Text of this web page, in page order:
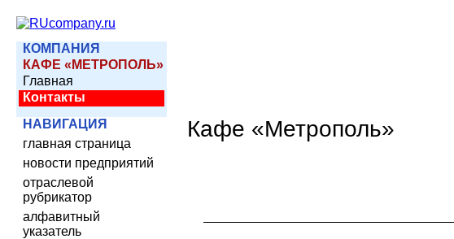
КОМПАНИЯ
КАФЕ «МЕТРОПОЛЬ»
Главная
Контакты
НАВИГАЦИЯ
главная страница
новости предприятий
отраслевой
рубрикатор
алфавитный
указатель
Кафе «Метрополь»